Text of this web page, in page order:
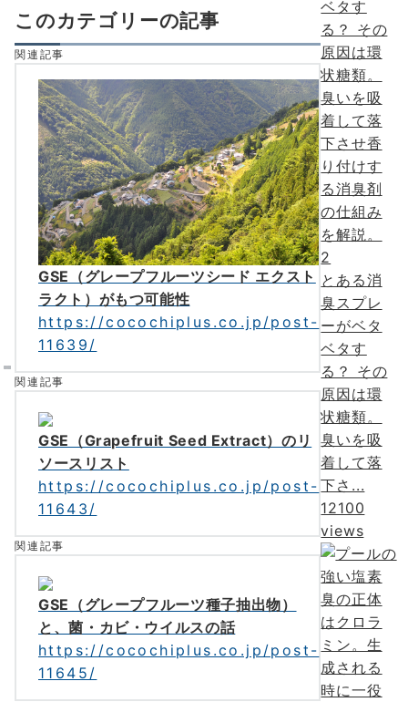
このカテゴリーの記事
関連記事
GSE（グレープフルーツシード エクスト
ラクト）がもつ可能性
https://cocochiplus.co.jp/post-
11639/
関連記事
GSE（Grapefruit Seed Extract）のリ
ソースリスト
https://cocochiplus.co.jp/post-
11643/
関連記事
GSE（グレープフルーツ種子抽出物）
と、菌・カビ・ウイルスの話
https://cocochiplus.co.jp/post-
11645/
2
とある消
臭スプレ
ーがベタ
ベタす
る？ その
原因は環
状糖類。
臭いを吸
着して落
下さ...
12100
views